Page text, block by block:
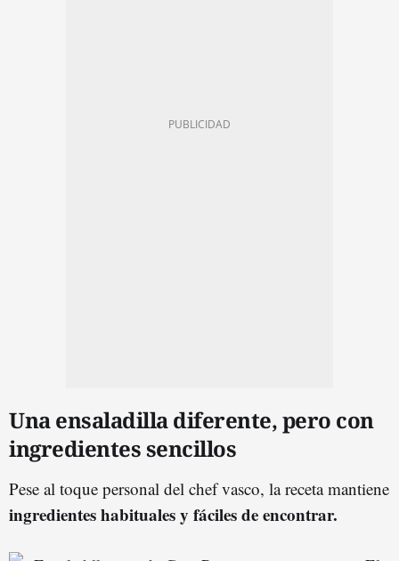
Una ensaladilla diferente, pero con
ingredientes sencillos
Pese al toque personal del chef vasco, la receta mantiene
ingredientes habituales y fáciles de encontrar.